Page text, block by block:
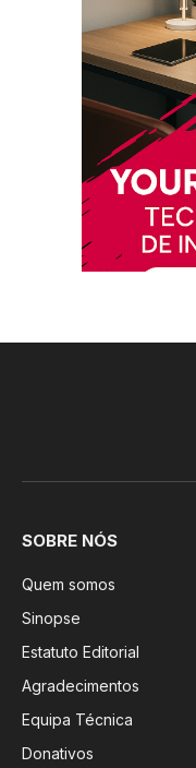
SOBRE NÓS
Quem somos
Sinopse
Estatuto Editorial
Agradecimentos
Equipa Técnica
Donativos